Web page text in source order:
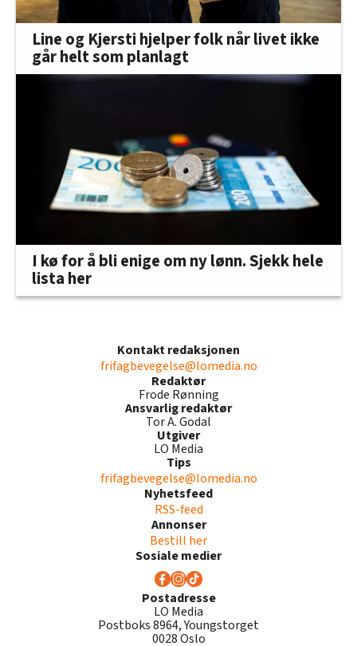
Line og Kjersti hjelper folk når livet ikke
går helt som planlagt
I kø for å bli enige om ny lønn. Sjekk hele
lista her
Kontakt redaksjonen
frifagbevegelse@lomedia.no
Redaktør
Frode Rønning
Ansvarlig redaktør
Tor A. Godal
Utgiver
LO Media
Tips
frifagbevegelse@lomedia.no
Nyhetsfeed
RSS-feed
Annonser
Bestill her
Sosiale medier
Postadresse
LO Media
Postboks 8964, Youngstorget
0028 Oslo